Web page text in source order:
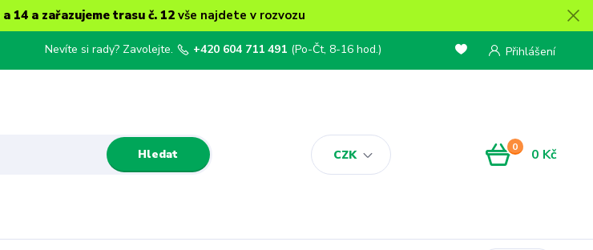
14 a zařazujeme trasu č. 12 vše najdete v rozvozu
CZK
Přihlášení
Hledat
Nevíte si rady? Zavolejte. +420 604 711 491 (Po-Čt, 8-16 hod.)
0 0 Kč